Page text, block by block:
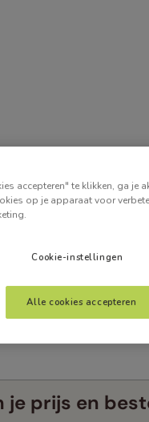
je prijs en
accepteren" te klikken, ga je
op je apparaat voor
Cookie-instellingen
Alle cookies accepteren